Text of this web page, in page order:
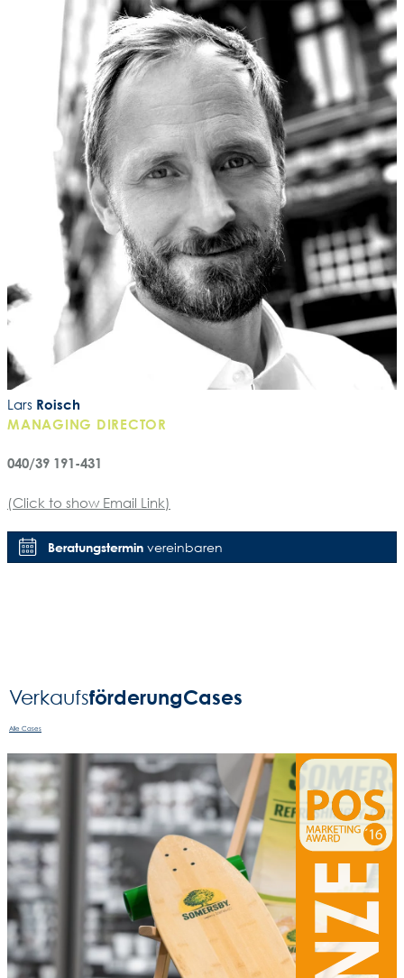
Lars Roisch
MANAGING DIRECTOR
040/39 191-431
(Click to show Email Link)
Beratungsterminvereinbaren
VerkaufsförderungCases
Alle Cases